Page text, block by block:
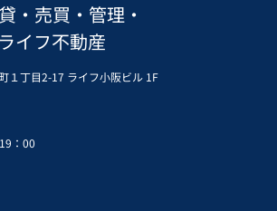
・売買・管理・
イフ不動産
１丁目2-17 ライフ小阪ビル 1F
：00